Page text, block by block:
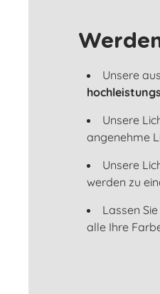
Unsere
Unsere
angenehme
Unsere
werden zu
Lassen
alle Ihre